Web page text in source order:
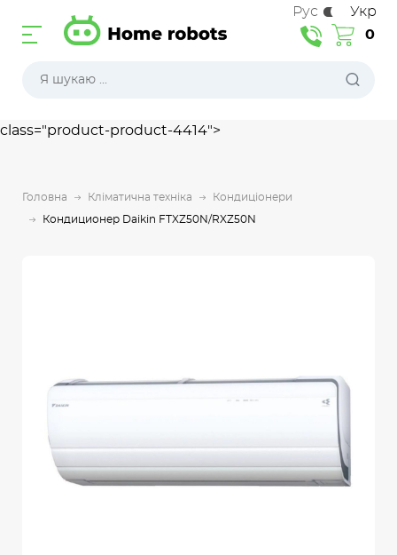
class="product-product-4414">
0
Рус Укр
Головна Кліматична техніка Кондиціонери
Кондиционер Daikin FTXZ50N/RXZ50N